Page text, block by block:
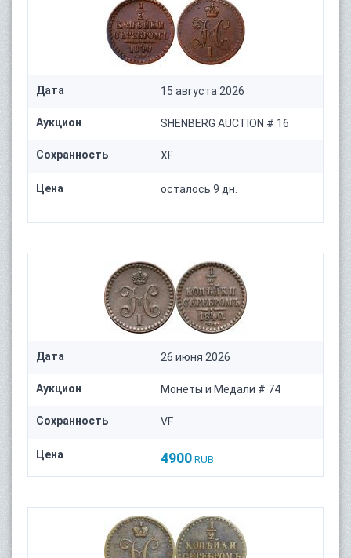
Дата 15 августа 2026
Аукцион SHENBERG AUCTION # 16
Сохранность XF
Цена осталось 9 дн.
Дата 26 июня 2026
Аукцион Монеты и Медали # 74
Сохранность VF
Цена 4900 RUB